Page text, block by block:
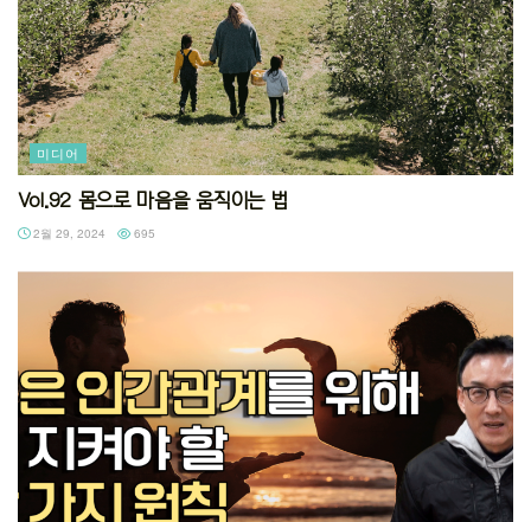
미디어
Vol.92 몸으로 마음을 움직이는 법
2월 29, 2024 695